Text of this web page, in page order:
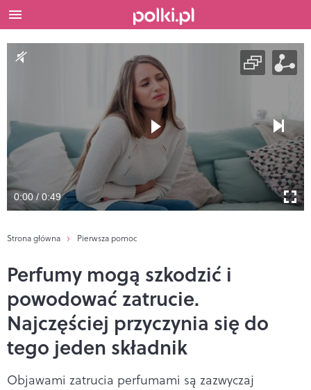
0:00 / 0:49
Strona główna Pierwsza pomoc
Perfumy mogą szkodzić i
powodować zatrucie.
Najczęściej przyczynia się do
tego jeden składnik
Objawami zatrucia perfumami są zazwyczaj